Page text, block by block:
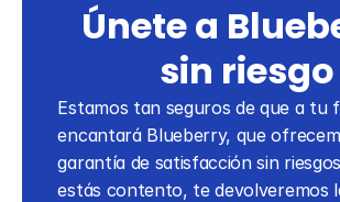
Únete a
sin riesgo
Estamos tan seguros de que a tu
encantará Blueberry, que
garantía de satisfacción sin
estás contento, te devolveremos